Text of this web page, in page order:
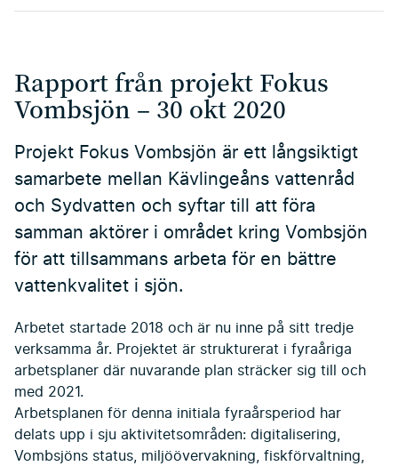
Rapport från projekt Fokus
Vombsjön – 30 okt 2020
Projekt Fokus Vombsjön är ett långsiktigt
samarbete mellan Kävlingeåns vattenråd
och Sydvatten och syftar till att föra
samman aktörer i området kring Vombsjön
för att tillsammans arbeta för en bättre
vattenkvalitet i sjön.
Arbetet startade 2018 och är nu inne på sitt tredje
verksamma år. Projektet är strukturerat i fyraåriga
arbetsplaner där nuvarande plan sträcker sig till och
med 2021.
Arbetsplanen för denna initiala fyraårsperiod har
delats upp i sju aktivitetsområden: digitalisering,
Vombsjöns status, miljöövervakning, fiskförvaltning,